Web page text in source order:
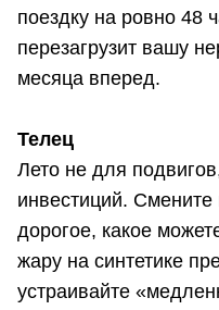
поездку на ровно 48
перезагрузит вашу
месяца вперед.
Телец
Лето не для
инвестиций.
дорогое, какое
жару на синтетике
устраивайте